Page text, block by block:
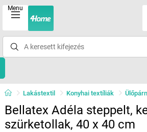
Menu
Lakástextil Konyhai textíliák
Bellatex Adéla steppelt,
szürketollak, 40 x 40 cm